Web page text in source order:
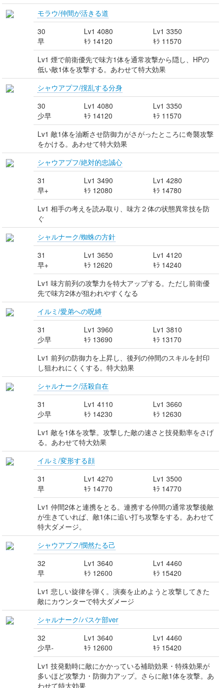
モラウ/仲間が活きる道
30
早
Lv1 4080
ｷﾗ 14120
Lv1 3350
ｷﾗ 11570
Lv1 煙で前衛優先で味方1体を通常攻撃から隠し、HPの
低い敵1体を攻撃する。あわせて特大効果
シャウアプフ/撹乱する分身
30
少早
Lv1 4080
ｷﾗ 14120
Lv1 3350
ｷﾗ 11570
Lv1 敵1体を油断させ防御力がさがったところに奇襲攻撃
をかける。あわせて特大効果
シャウアプフ/絶対的忠誠心
31
早+
Lv1 3490
ｷﾗ 12080
Lv1 4280
ｷﾗ 14780
Lv1 相手の考えを読み取り、味方２体の状態異常技を防
ぐ
シャルナーク/蜘蛛の方針
31
早+
Lv1 3650
ｷﾗ 12620
Lv1 4120
ｷﾗ 14240
Lv1 味方前列の攻撃力を特大アップする。ただし前衛優
先で味方2体が狙われやすくなる
イルミ/愛弟への呪縛
31
少早
Lv1 3960
ｷﾗ 13690
Lv1 3810
ｷﾗ 13170
Lv1 前列の防御力を上昇し、後列の仲間のスキルを封印
し狙われにくくする。特大効果
シャルナーク/活殺自在
31
少早
Lv1 4110
ｷﾗ 14230
Lv1 3660
ｷﾗ 12630
Lv1 敵を1体を攻撃。攻撃した敵の速さと技発動率をさげ
る。あわせて特大効果
イルミ/変形する顔
31
早
Lv1 4270
ｷﾗ 14770
Lv1 3500
ｷﾗ 14770
Lv1 仲間2体と連携をとる。連携する仲間の通常攻撃後敵
が生きていれば、敵1体に追い打ち攻撃をする。あわせて
特大ダメージ。
シャウアプフ/憫然たる己
32
早
Lv1 3640
ｷﾗ 12600
Lv1 4460
ｷﾗ 15420
Lv1 悲しい旋律を弾く。演奏を止めようと攻撃してきた
敵にカウンターで特大ダメージ
シャルナーク/バスケ部ver
32
少早-
Lv1 3640
ｷﾗ 12600
Lv1 4460
ｷﾗ 15420
Lv1 技発動時に敵にかかっている補助効果・特殊効果が
多いほど攻撃力・防御力アップ。さらに敵1体を攻撃。あ
わせて特大効果